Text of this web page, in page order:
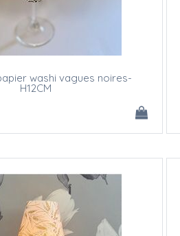
washi vagues noires-
H12CM